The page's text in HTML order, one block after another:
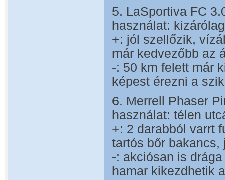
5. LaSportiva FC
használat:
+: jól szellőzik,
már kedvezőbb az
-: 50 km felett már
képest érezni a
6. Merrell Phaser
használat: télen
+: 2 darabból varrt
tartós bőr
-: akciósan is
hamar kikezdhetik